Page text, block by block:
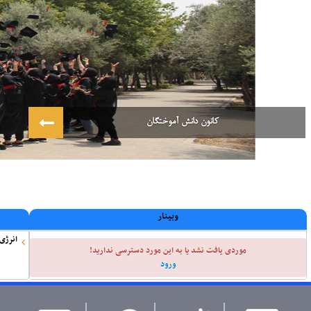
کانون دانش آموختگان
وبینار
موردی يافت نشد یا به این مورد دسترسی ندارید!
ورود